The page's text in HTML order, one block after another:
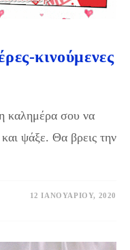
κινούμενες
καλημέρα σου να
ψάξε. Θα βρεις την
12 ΙΑΝΟΥΑΡΊΟΥ, 2020